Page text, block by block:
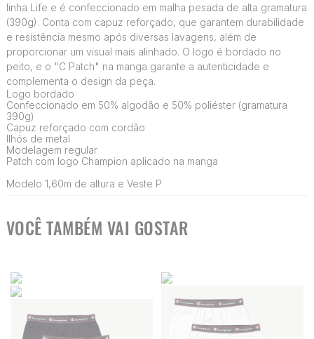
linha Life e é confeccionado em malha pesada de alta gramatura
(390g). Conta com capuz reforçado, que garantem durabilidade
e resistência mesmo após diversas lavagens, além de
proporcionar um visual mais alinhado. O logo é bordado no
peito, e o "C Patch" na manga garante a autenticidade e
complementa o design da peça.
Logo bordado
Confeccionado em 50% algodão e 50% poliéster (gramatura
390g)
Capuz reforçado com cordão
Ilhós de metal
Modelagem regular
Patch com logo Champion aplicado na manga
Modelo 1,60m de altura e Veste P
VOCÊ TAMBÉM VAI GOSTAR